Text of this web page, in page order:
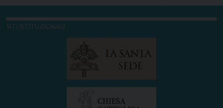
SITI ISTITUZIONALI